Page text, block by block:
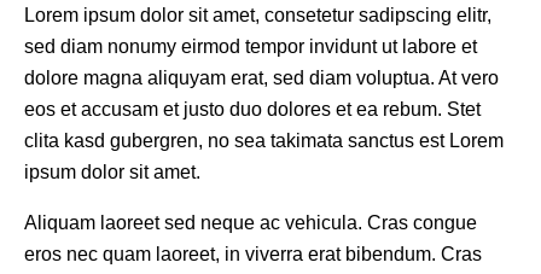
Lorem ipsum dolor sit amet, consetetur sadipscing elitr,
sed diam nonumy eirmod tempor invidunt ut labore et
dolore magna aliquyam erat, sed diam voluptua. At vero
eos et accusam et justo duo dolores et ea rebum. Stet
clita kasd gubergren, no sea takimata sanctus est Lorem
ipsum dolor sit amet.
Aliquam laoreet sed neque ac vehicula. Cras congue
eros nec quam laoreet, in viverra erat bibendum. Cras